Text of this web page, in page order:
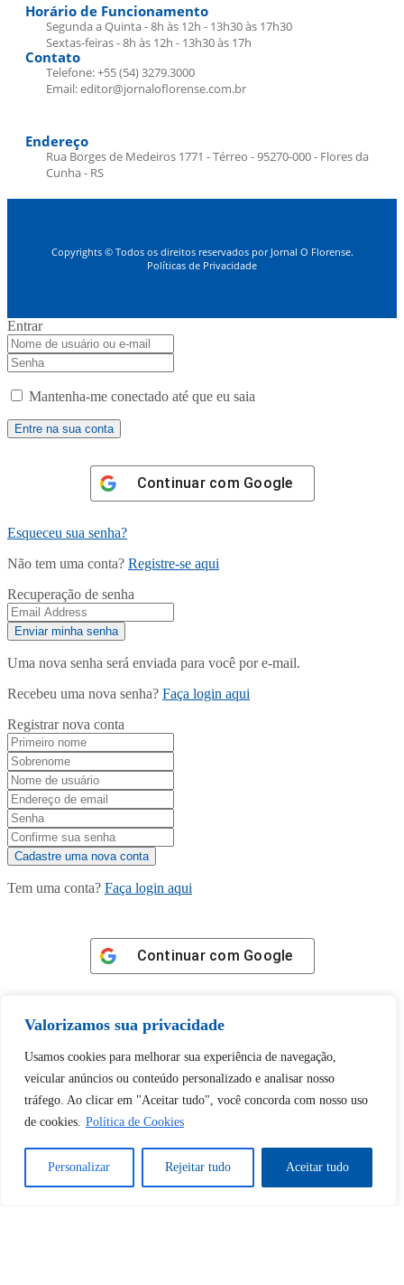
Valorizamos sua privacidade
Usamos cookies para melhorar sua experiência de navegação,
veicular anúncios ou conteúdo personalizado e analisar nosso
tráfego. Ao clicar em "Aceitar tudo", você concorda com nosso uso
de cookies. Política de Cookies
Personalizar Rejeitar tudo Aceitar tudo
Horário de Funcionamento
Segunda a Quinta - 8h às 12h - 13h30 às 17h30
Sextas-feiras - 8h às 12h - 13h30 às 17h
Contato
Telefone: +55 (54) 3279.3000
Email: editor@jornaloflorense.com.br
Endereço
Rua Borges de Medeiros 1771 - Térreo - 95270-000 - Flores da
Cunha - RS
Copyrights © Todos os direitos reservados por Jornal O Florense.
Políticas de Privacidade
Entrar
Mantenha-me conectado até que eu saia
Continuar com Google
Esqueceu sua senha?
Não tem uma conta? Registre-se aqui
Recuperação de senha
Uma nova senha será enviada para você por e-mail.
Recebeu uma nova senha? Faça login aqui
Registrar nova conta
Tem uma conta? Faça login aqui
Continuar com Google
Tem certeza de que deseja
desbloquear esta publicação?